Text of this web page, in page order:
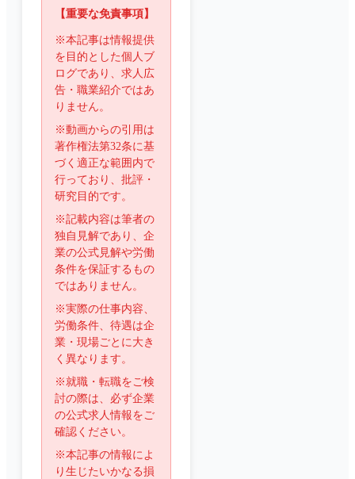
【重要な免責事項】
※本記事は情報提供
を目的とした個人ブ
ログであり、求人広
告・職業紹介ではあ
りません。
※動画からの引用は
著作権法第32条に基
づく適正な範囲内で
行っており、批評・
研究目的です。
※記載内容は筆者の
独自見解であり、企
業の公式見解や労働
条件を保証するもの
ではありません。
※実際の仕事内容、
労働条件、待遇は企
業・現場ごとに大き
く異なります。
※就職・転職をご検
討の際は、必ず企業
の公式求人情報をご
確認ください。
※本記事の情報によ
り生じたいかなる損